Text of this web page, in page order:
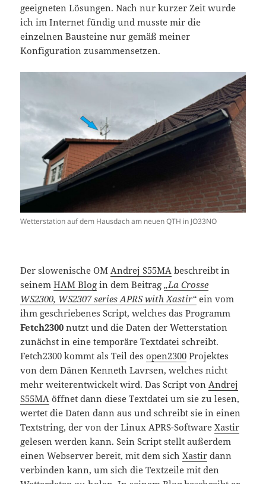
geeigneten Lösungen. Nach nur kurzer Zeit wurde
ich im Internet fündig und musste mir die
einzelnen Bausteine nur gemäß meiner
Konfiguration zusammensetzen.
Wetterstation auf dem Hausdach am neuen QTH in JO33NO
Der slowenische OM Andrej S55MA beschreibt in
seinemHAM Blog in dem Beitrag„La Crosse
WS2300, WS2307 series APRS with Xastir“ein vom
ihm geschriebenes Script, welches das Programm
Fetch2300 nutzt und die Daten der Wetterstation
zunächst in eine temporäre Textdatei schreibt.
Fetch2300 kommt als Teil desopen2300 Projektes
von dem Dänen Kenneth Lavrsen, welches nicht
mehr weiterentwickelt wird. Das Script von Andrej
S55MA öffnet dann diese Textdatei um sie zu lesen,
wertet die Daten dann aus und schreibt sie in einen
Textstring, der von der Linux APRS-SoftwareXastir
gelesen werden kann. Sein Script stellt außerdem
einen Webserver bereit, mit dem sichXastir dann
verbinden kann, um sich die Textzeile mit den